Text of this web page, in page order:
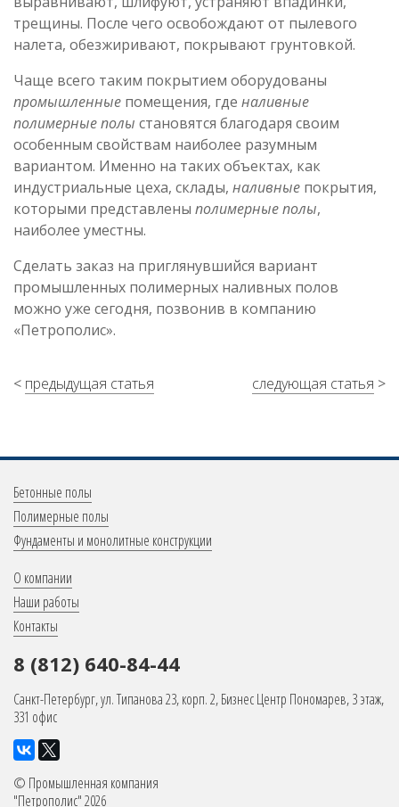
трещины. После чего освобождают от пылевого
налета, обезжиривают, покрывают грунтовкой.
Чаще всего таким покрытием оборудованы
промышленные помещения, где наливные
полимерные полы становятся благодаря своим
особенным свойствам наиболее разумным
вариантом. Именно на таких объектах, как
индустриальные цеха, склады, наливные покрытия,
которыми представлены полимерные полы,
наиболее уместны.
Сделать заказ на приглянувшийся вариант
промышленных полимерных наливных полов
можно уже сегодня, позвонив в компанию
«Петрополис».
< предыдущая статья следующая статья >
Меню
в
подвале
Бетонные полы
Полимерные полы
Фундаменты и монолитные конструкции
Меню
в
подвале
О компании
Наши работы
Контакты
8 (812) 640-84-44
Санкт-Петербург, ул. Типанова 23, корп. 2, Бизнес Центр Пономарев, 3 этаж,
331 офис
© Промышленная компания
"Петрополис" 2026